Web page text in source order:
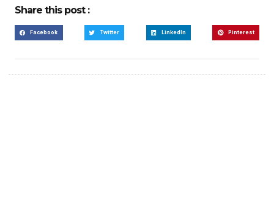
Share this post :
Facebook Twitter LinkedIn Pinterest